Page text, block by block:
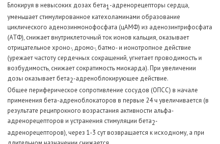
Блокируя в невысоких дозах бета1-адренорецепторы сердца,
уменьшает стимулированное катехоламинами образование
циклического аденозинмонофосфата (цАМФ) из аденозинтрифосфата
(АТФ), снижает внутриклеточный ток ионов кальция, оказывает
отрицательное хроно-, дромо-, батмо- и ионотропное действие
(урежает частоту сердечных сокращений, угнетает проводимость и
возбудимость, снижает сократимость миокарда). При увеличении
дозы оказывает бета2-адреноблокирующее действие.
Общее периферическое сопротивление сосудов (ОПСС) в начале
применения бета-адреноблокаторов в первые 24 ч увеличивается (в
результате реципрокного возрастания активности альфа-
адренорецепторов и устранения стимуляции бета2-
адренорецепторов), через 1-3 сут возвращается к исходному, а при